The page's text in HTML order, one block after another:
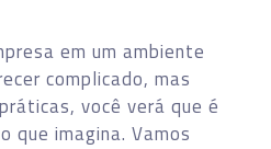
em um ambiente
complicado, mas
você verá que é
que imagina. Vamos